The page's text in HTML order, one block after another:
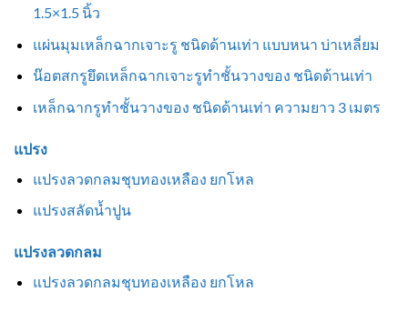
1.5×1.5 นิ้ว
แผ่นมุมเหล็กฉากเจาะรู ชนิดด้านเท่า แบบหนา บ่าเหลี่ยม
น๊อตสกรูยึดเหล็กฉากเจาะรูทำชั้นวางของ ชนิดด้านเท่า
เหล็กฉากรูทำชั้นวางของ ชนิดด้านเท่า ความยาว 3 เมตร
แปรง
แปรงลวดกลมชุบทองเหลือง ยกโหล
แปรงสลัดน้ำปูน
แปรงลวดกลม
แปรงลวดกลมชุบทองเหลือง ยกโหล